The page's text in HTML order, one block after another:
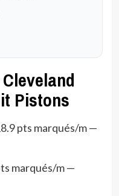
Pistons
pts marqués/m —
marqués/m —